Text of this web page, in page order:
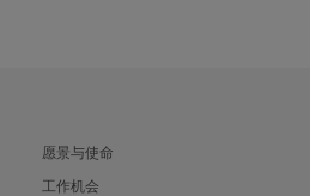
愿景与使命
工作机会